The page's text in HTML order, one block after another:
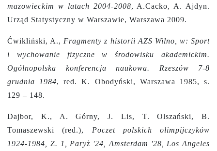
mazowieckim w latach 2004-2008, A.Cacko, A. Ajdyn.
Urząd Statystyczny w Warszawie, Warszawa 2009.
Ćwikliński, A., Fragmenty z historii AZS Wilno, w: Sport
i wychowanie fizyczne w środowisku akademickim.
Ogólnopolska konferencja naukowa. Rzeszów 7-8
grudnia 1984, red. K. Obodyński, Warszawa 1985, s.
129 – 148.
Dajbor, K., A. Górny, J. Lis, T. Olszański, B.
Tomaszewski (red.), Poczet polskich olimpijczyków
1924-1984, Z. 1, Paryż '24, Amsterdam '28, Los Angeles